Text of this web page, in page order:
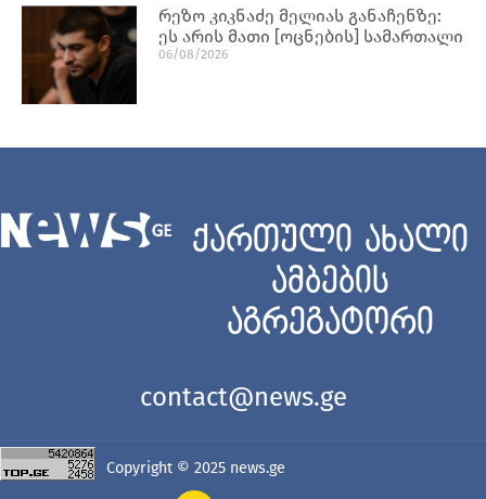
რეზო კიკნაძე მელიას განაჩენზე:
ეს არის მათი [ოცნების] სამართალი
06/08/2026
ქართული ახალი
ამბების
აგრეგატორი
contact@news.ge
Copyright © 2025 news.ge